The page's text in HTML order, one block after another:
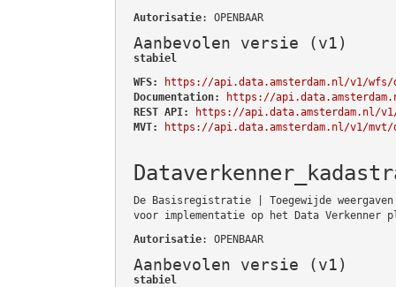
Autorisatie: OPENBAAR
Aanbevolen versie (v1)
stabiel
WFS:
https://api.data.amsterdam.nl/v1/wfs/
Documentation:
https://
REST API:
https://api.data.amsterdam.nl/
MVT:
https://api.data.amsterdam.nl/v1/
De Basisregistratie | Toegewijde
voor implementatie op het Data Verkenner
Autorisatie: OPENBAAR
Aanbevolen versie (v1)
stabiel